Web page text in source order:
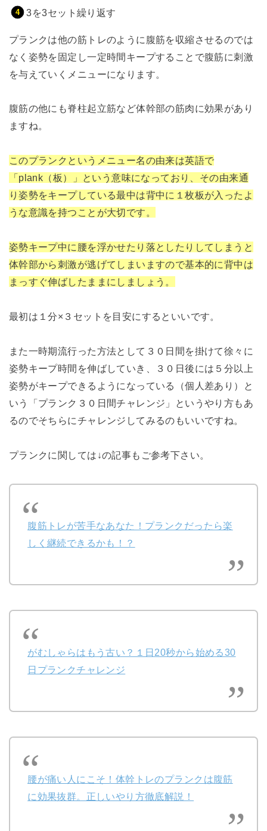
3を3セット繰り返す
プランクは他の筋トレのように腹筋を収縮させるのでは
なく姿勢を固定し一定時間キープすることで腹筋に刺激
を与えていくメニューになります。
腹筋の他にも脊柱起立筋など体幹部の筋肉に効果があり
ますね。
このプランクというメニュー名の由来は英語で
「plank（板）」という意味になっており、その由来通
り姿勢をキープしている最中は背中に１枚板が入ったよ
うな意識を持つことが大切です。
姿勢キープ中に腰を浮かせたり落としたりしてしまうと
体幹部から刺激が逃げてしまいますので基本的に背中は
まっすぐ伸ばしたままにしましょう。
最初は１分×３セットを目安にするといいです。
また一時期流行った方法として３０日間を掛けて徐々に
姿勢キープ時間を伸ばしていき、３０日後には５分以上
姿勢がキープできるようになっている（個人差あり）と
いう「プランク３０日間チャレンジ」というやり方もあ
るのでそちらにチャレンジしてみるのもいいですね。
プランクに関しては↓の記事もご参考下さい。
腹筋トレが苦手なあなた！プランクだったら楽
しく継続できるかも！？
がむしゃらはもう古い？１日20秒から始める30
日プランクチャレンジ
腰が痛い人にこそ！体幹トレのプランクは腹筋
に効果抜群。正しいやり方徹底解説！